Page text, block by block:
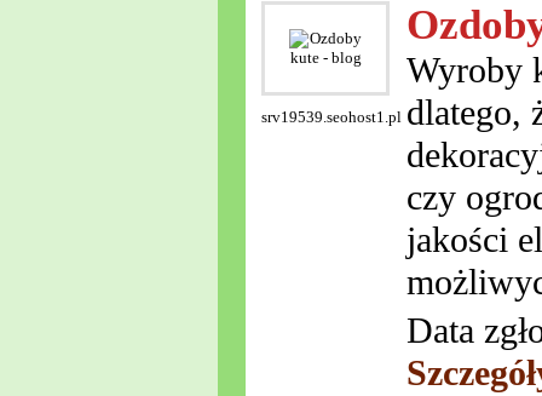
srv19539.seohost1.pl
Wyroby
dlatego,
czy
jakości
Data